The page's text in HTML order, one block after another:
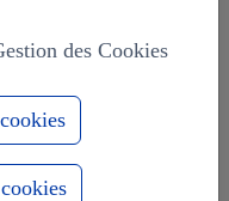
des Cookies